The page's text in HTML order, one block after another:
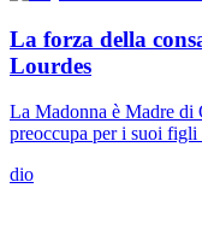
La forza della
Lourdes
La Madonna è Madre di
preoccupa per i suoi
dio